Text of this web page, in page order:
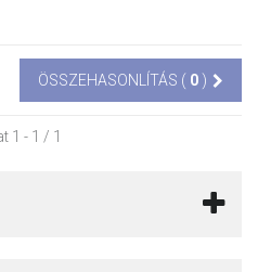
ÖSSZEHASONLÍTÁS ( 0 )
1 - 1 / 1